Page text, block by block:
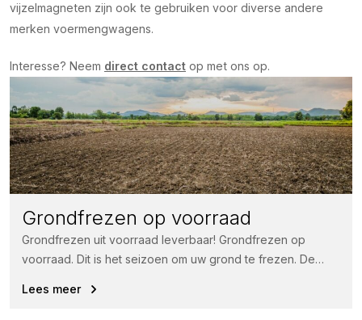
vijzelmagneten zijn ook te gebruiken voor diverse andere
merken voermengwagens.
Interesse? Neem direct contact op met ons op.
Grondfrezen op voorraad
Grondfrezen uit voorraad leverbaar! Grondfrezen op
voorraad. Dit is het seizoen om uw grond te frezen. De
Lees meer